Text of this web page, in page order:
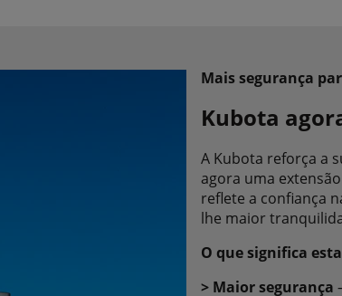
Mais segurança
Kubota
A Kubota reforça a
agora uma
reflete a confiança
lhe maior
O que significa
> Maior segurança